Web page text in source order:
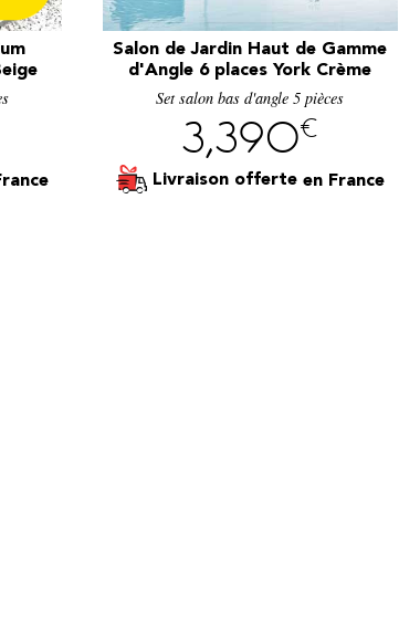
Salon de Jardin Haut de Gamme
d'Angle 6 places York Crème
Set salon bas d'angle 5 pièces
3,390€
Livraison offerte